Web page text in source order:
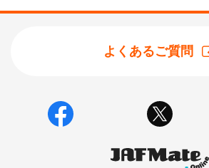
よくあるご質問